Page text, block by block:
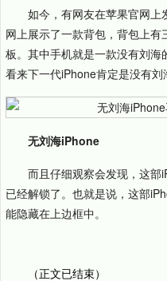
如今，有网友在苹果官网上
网上展示了一款背包，背包上
板。其中手机就是一款没有刘海
看来下一代iPhone肯定是没有刘
无刘海iPhone
而且仔细观察会发现，这
已经解锁了。也就是说，这部
能隐藏在上边框中。
（正文已结束）